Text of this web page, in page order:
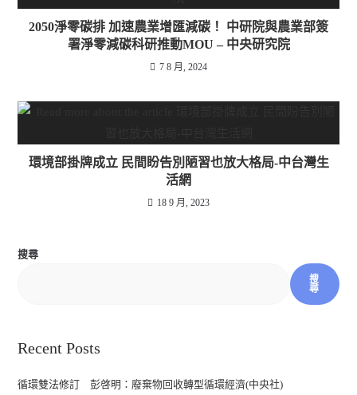
2050淨零碳排 加速農業增匯減碳！ 中研院與農業部簽
署淨零減碳科研推動MOU – 中央研究院
7 8 月, 2024
環境部掛牌成立 民間盼告別陋習也放大格局-中台灣生
活網
18 9 月, 2023
搜尋
搜
尋
Recent Posts
循環雙法修訂 彭啓明：廢棄物回收轉型循環經濟(中央社)